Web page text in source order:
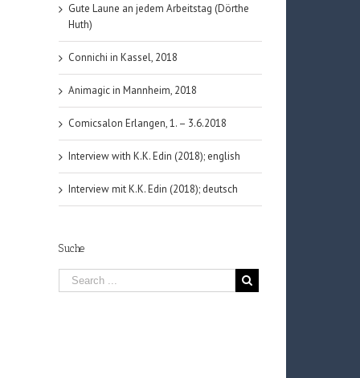
Gute Laune an jedem Arbeitstag (Dörthe
Huth)
Connichi in Kassel, 2018
Animagic in Mannheim, 2018
Comicsalon Erlangen, 1. – 3.6.2018
Interview with K.K. Edin (2018); english
Interview mit K.K. Edin (2018); deutsch
Suche